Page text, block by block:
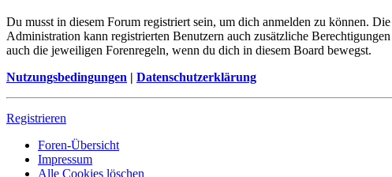
Du musst in diesem Forum registriert sein, um dich anmelden zu können.
Administration kann registrierten Benutzern auch zusätzliche
auch die jeweiligen Forenregeln, wenn du dich in diesem Board bewegst.
Nutzungsbedingungen | Datenschutzerklärung
Registrieren
Foren-Übersicht
Impressum
Alle Cookies löschen